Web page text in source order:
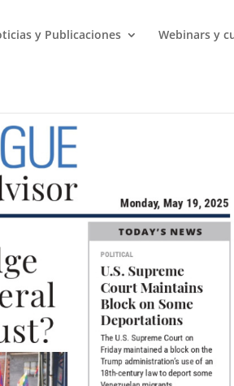
y Publicaciones Webinars y